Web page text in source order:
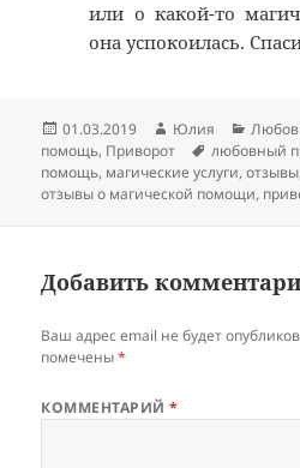
или о какой-то
она успокоилась.
Опубликовано
01.03.2019 Автор
Юлия
помощь, Приворот Метки
любовный
помощь, магические услуги,отзывы
отзывы о магической помощи,
Добавить
Ваш адрес email не будет
помечены*
КОММЕНТАРИЙ*